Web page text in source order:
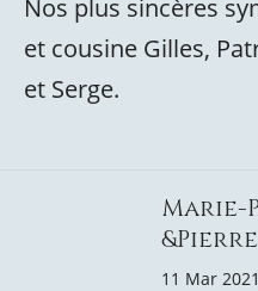
Nos plus sincères
et cousine Gilles,
et Serge.
Marie-
11 Mar